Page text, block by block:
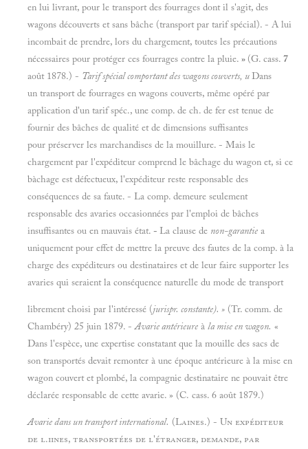
en lui livrant, pour le transport des fourrages dont il s'agit, des
wagons découverts et sans bâche (transport par tarif spécial). - A lui
incombait de prendre, lors du chargement, toutes les précautions
nécessaires pour protéger ces fourrages contre la pluie. » (G. cass. 7
août 1878.) - Tarif spécial comportant des wagons couverts, uDans
un transport de fourrages en wagons couverts, même opéré par
application d'un tarif spéc., une comp. de ch. de fer est tenue de
fournir des bâches de qualité et de dimensions suffisantes
pour préserver les marchandises de la mouillure. - Mais le
chargement par l'expéditeur comprend le bâchage du wagon et, si ce
bàchage est défectueux, l'expéditeur reste responsable des
conséquences de sa faute. - La comp. demeure seulement
responsable des avaries occasionnées par l'emploi de bâches
insuffisantes ou en mauvais état. - La clause de non-garantie a
uniquement pour effet de mettre la preuve des fautes de la comp. à la
charge des expéditeurs ou destinataires et de leur faire supporter les
avaries qui seraient la conséquence naturelle du mode de transport
librement choisi par l'intéressé (jurispr. constante). » (Tr. comm. de
Chambéry) 25 juin 1879. -Avarie antérieure à la mise en wagon. «
Dans l'espèce, une expertise constatant que la mouille des sacs de
son transportés devait remonter à une époque antérieure à la mise en
wagon couvert et plombé, la compagnie destinataire ne pouvait être
déclarée responsable de cette avarie. » (C. cass. 6 août 1879.)
Avarie dans un transport international. (Laines.) - Un expéditeur
de l.iines, transportées de l'étranger, demande, par